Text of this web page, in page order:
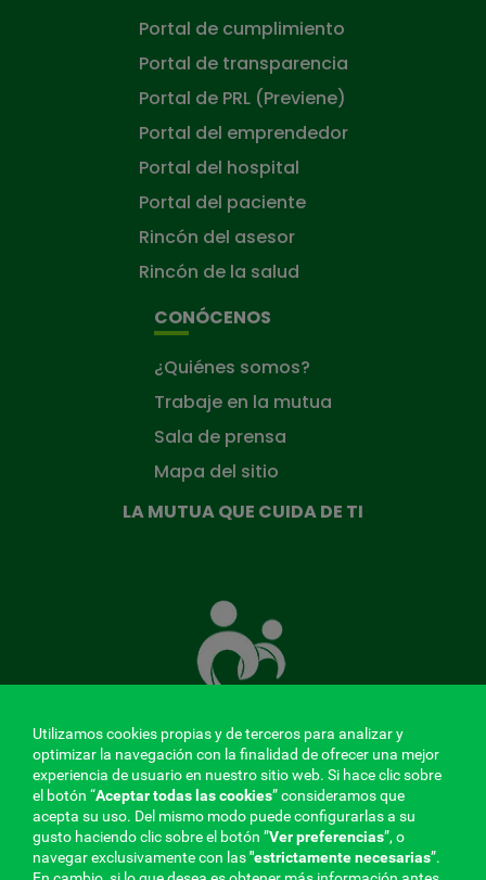
Portal de cumplimiento
Portal de transparencia
Portal de PRL (Previene)
Portal del emprendedor
Portal del hospital
Portal del paciente
Rincón del asesor
Rincón de la salud
CONÓCENOS
¿Quiénes somos?
Trabaje en la mutua
Sala de prensa
Mapa del sitio
LA MUTUA QUE CUIDA DE TI
Mutua
que
cuida
de
MENÚ
REDES
Utilizamos cookies propias y de terceros para analizar y
optimizar la navegación con la finalidad de ofrecer una mejor
experiencia de usuario en nuestro sitio web. Si hace clic sobre
el botón “Aceptar todas las cookies” consideramos que
acepta su uso. Del mismo modo puede configurarlas a su
gusto haciendo clic sobre el botón ”Ver preferencias”, o
navegar exclusivamente con las"estrictamentenecesarias”.